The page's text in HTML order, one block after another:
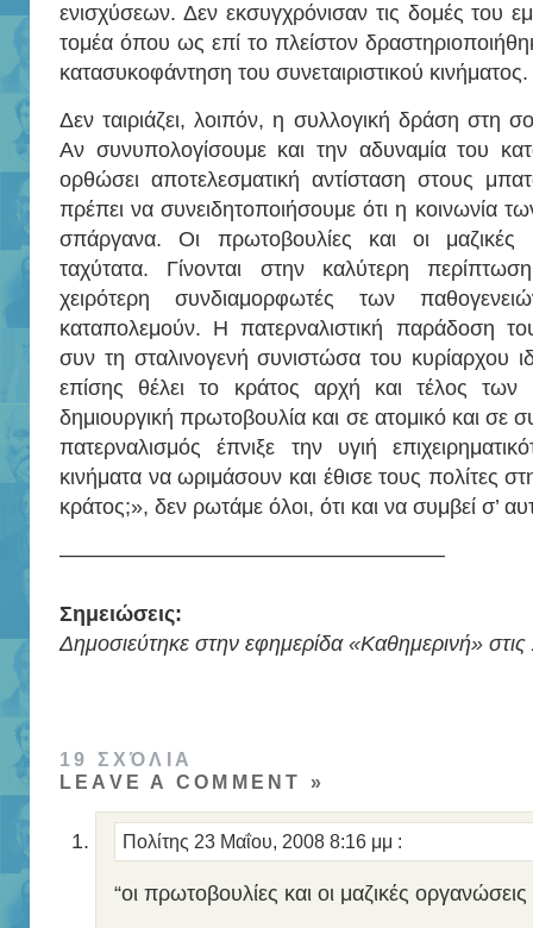
ενισχύσεων. Δεν εκσυγχρόνισαν τις δομές του
τομέα όπου ως επί το πλείστον
κατασυκοφάντηση του συνεταιριστικού κινήματος.
Δεν ταιριάζει, λοιπόν, η συλλογική δράση στη
Αν συνυπολογίσουμε και την αδυναμία του
ορθώσει αποτελεσματική αντίσταση στους
πρέπει να συνειδητοποιήσουμε ότι η κοινωνία
σπάργανα. Οι πρωτοβουλίες και οι μαζικές
ταχύτατα. Γίνονται στην καλύτερη
χειρότερη συνδιαμορφωτές των
καταπολεμούν. Η πατερναλιστική παράδοση
συν τη σταλινογενή συνιστώσα του κυρίαρχου
επίσης θέλει το κράτος αρχή και τέλος των
δημιουργική πρωτοβουλία και σε ατομικό και σε
πατερναλισμός έπνιξε την υγιή
κινήματα να ωριμάσουν και έθισε τους πολίτες
κράτος;», δεν ρωτάμε όλοι, ότι και να συμβεί σ’
——————————————————
Σημειώσεις:
Δημοσιεύτηκε στην εφημερίδα «Καθημερινή»
19 ΣΧΌΛΙΑ
LEAVE A COMMENT »
Πολίτης 23 Μαΐου, 2008 8:16 μμ :
“οι πρωτοβουλίες και οι μαζικές οργανώσεις